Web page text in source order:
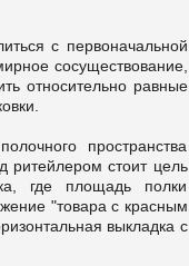
с первоначальной
сосуществование,
относительно равные
пространства
ритейлером стоит цель
где площадь полки
"товара с красным
выкладка с